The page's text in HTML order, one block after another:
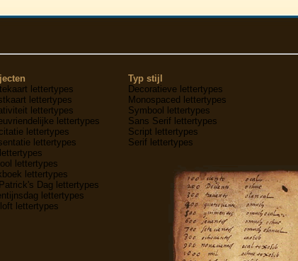
lettertypes
lettertypes
lettertypes
lettertypes
lettertypes
lettertypes
lettertypes
lettertypes
Dag lettertypes
lettertypes
lettertypes
Typ stijl
Decoratieve lettertypes
Monospaced lettertypes
Symbool lettertypes
Sans Serif lettertypes
Script lettertypes
Serif lettertypes